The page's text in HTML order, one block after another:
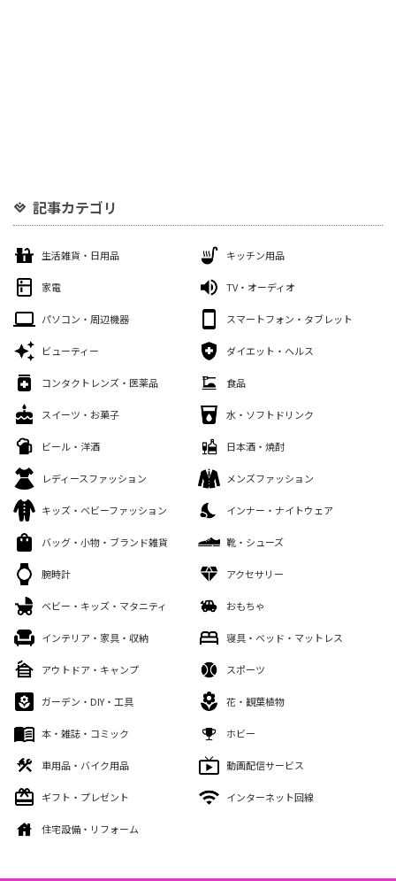
記事カテゴリ
生活雑貨・日用品 キッチン用品
家電 TV・オーディオ
パソコン・周辺機器 スマートフォン・タブレット
ビューティー ダイエット・ヘルス
コンタクトレンズ・医薬品 食品
スイーツ・お菓子 水・ソフトドリンク
ビール・洋酒 日本酒・焼酎
レディースファッション メンズファッション
キッズ・ベビーファッション インナー・ナイトウェア
バッグ・小物・ブランド雑貨 靴・シューズ
腕時計 アクセサリー
ベビー・キッズ・マタニティ おもちゃ
インテリア・家具・収納 寝具・ベッド・マットレス
アウトドア・キャンプ スポーツ
ガーデン・DIY・工具 花・観葉植物
本・雑誌・コミック ホビー
車用品・バイク用品 動画配信サービス
ギフト・プレゼント インターネット回線
住宅設備・リフォーム